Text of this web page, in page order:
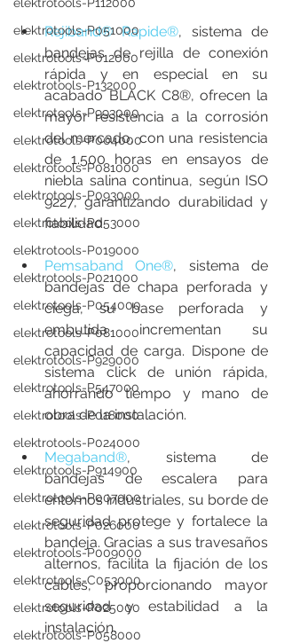
elektrotools-P051000
elektrotools-P012000
elektrotools-P132000
elektrotools-P993000
elektrotools-P004000
elektrotools-P081000
elektrotools-P093000
elektrotools-P053000
elektrotools-P019000
elektrotools-P021000
elektrotools-P054000
elektrotools-P081000
elektrotools-P929000
elektrotools-P547000
elektrotools-P018000
elektrotools-P024000
elektrotools-P914900
elektrotools-P007000
elektrotools-P026000
elektrotools-P009000
elektrotools-C053000
elektrotools-P025000
elektrotools-P058000
Rejiband® Rapide®, sistema de
bandejas de rejilla de conexión
rápida y en especial en su
acabado BLACK C8®, ofrecen la
mayor resistencia a la corrosión
del mercado, con una resistencia
de 1.500 horas en ensayos de
niebla salina continua, según ISO
9227, garantizando durabilidad y
fiabilidad.
Pemsaband One®, sistema de
bandejas de chapa perforada y
ciega, su base perforada y
embutida incrementan su
capacidad de carga. Dispone de
sistema click de unión rápida,
ahorrando tiempo y mano de
obra de la instalación.
Megaband®, sistema de
bandejas de escalera para
entornos industriales, su borde de
seguridad protege y fortalece la
bandeja. Gracias a sus travesaños
alternos, facilita la fijación de los
cables, proporcionando mayor
seguridad y estabilidad a la
instalación.